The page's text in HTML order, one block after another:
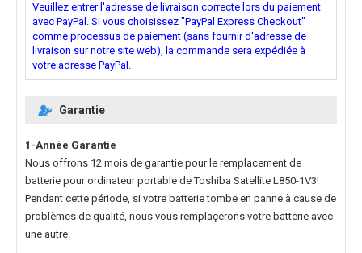
Veuillez entrer l'adresse de livraison correcte lors du paiement
avec PayPal. Si vous choisissez "PayPal Express Checkout"
comme processus de paiement (sans fournir d'adresse de
livraison sur notre site web), la commande sera expédiée à
votre adresse PayPal.
Garantie
1-Année Garantie
Nous offrons 12 mois de garantie pour le remplacement de
batterie pour ordinateur portable de Toshiba Satellite L850-1V3!
Pendant cette période, si votre batterie tombe en panne à cause de
problèmes de qualité, nous vous remplaçerons votre batterie avec
une autre.